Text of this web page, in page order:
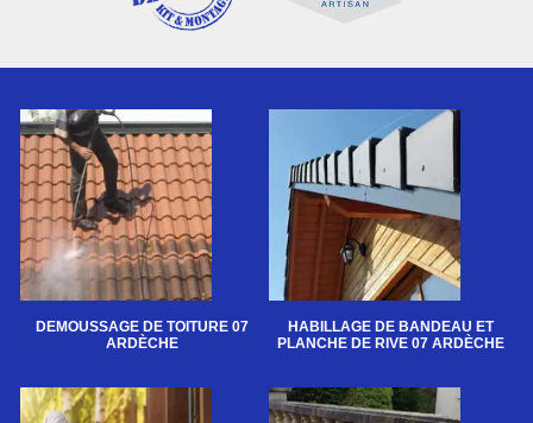
DEMOUSSAGE DE TOITURE 07
ARDÈCHE
HABILLAGE DE BANDEAU ET
PLANCHE DE RIVE 07 ARDÈCHE